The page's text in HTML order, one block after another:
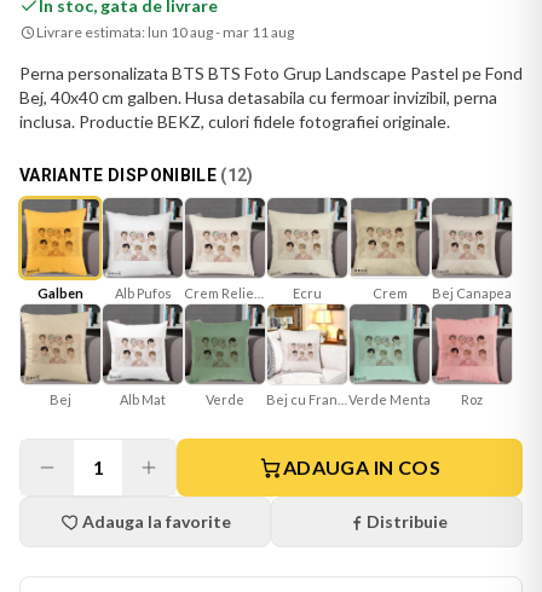
In stoc, gata de livrare
Livrare estimata: lun 10 aug - mar 11 aug
Perna personalizata BTS BTS Foto Grup Landscape Pastel pe Fond
Bej, 40x40 cm galben. Husa detasabila cu fermoar invizibil, perna
inclusa. Productie BEKZ, culori fidele fotografiei originale.
VARIANTE DISPONIBILE (12)
Galben Alb Pufos Ecru Crem Bej Canapea
Bej Alb Mat Verde Verde Menta Roz
1 ADAUGA IN COS
Adauga la favorite Distribuie